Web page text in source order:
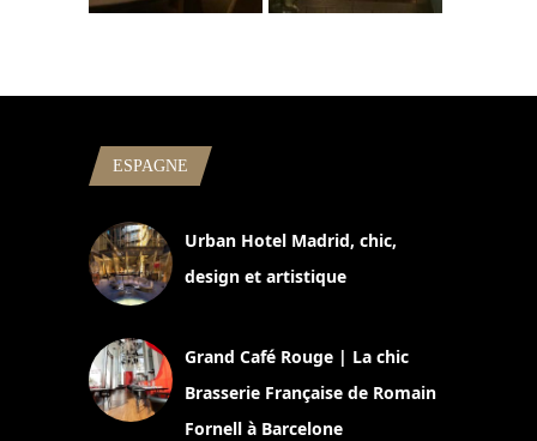
ESPAGNE
Urban Hotel Madrid, chic,
design et artistique
Grand Café Rouge | La chic
Brasserie Française de Romain
Fornell à Barcelone